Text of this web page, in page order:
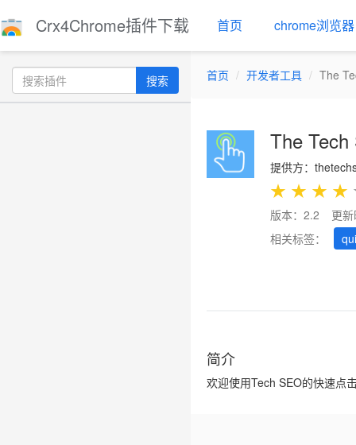
Crx4Chrome插件下载 首页 chrome浏览器
搜索 首页 开发者工具 The
The
提供方：
★ ★ ★ ★
版本：2.2
更
相关标签：
简介
欢迎使用Tech SEO的快速点